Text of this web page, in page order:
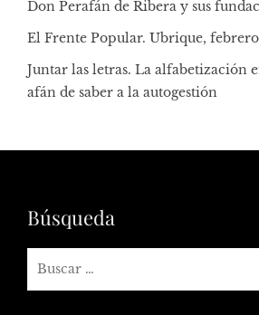
Don Perafán de Ribera y sus
El Frente Popular. Ubrique,
Juntar las letras. La alfabetización
afán de saber a la autogestión
Búsqueda